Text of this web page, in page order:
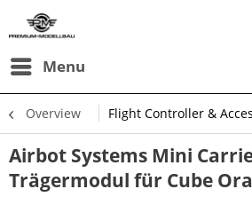
Menu
Overview Flight Controller &
Airbot Systems Mini
Trägermodul für Cube